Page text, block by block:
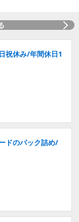
祝休み/年間休日1
ドのパック詰め/